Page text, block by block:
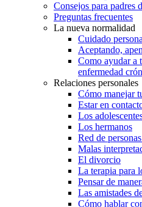
Consejos para padres
Preguntas frecuentes
La nueva normalidad
Cuidado
Aceptando,
Como ayudar a
enfermedad
Relaciones personales
Cómo manejar
Estar en
Los
Los hermanos
Red de
Malas
El divorcio
La terapia para
Pensar de
Las amistades
Cómo hablar